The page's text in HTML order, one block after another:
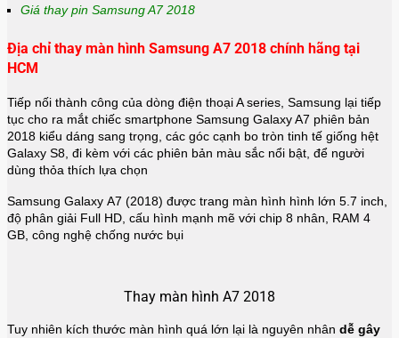
Giá thay pin Samsung A7 2018
Địa chỉ thay màn hình Samsung A7 2018 chính hãng tại
HCM
Tiếp nối thành công của dòng điện thoại A series, Samsung lại tiếp
tục cho ra mắt chiếc smartphone Samsung Galaxy A7 phiên bản
2018 kiểu dáng sang trọng, các góc cạnh bo tròn tinh tế giống hệt
Galaxy S8, đi kèm với các phiên bản màu sắc nổi bật, để người
dùng thỏa thích lựa chọn
Samsung Galaxy A7 (2018) được trang màn hình hình lớn 5.7 inch,
độ phân giải Full HD, cấu hình mạnh mẽ với chip 8 nhân, RAM 4
GB, công nghệ chống nước bụi
Thay màn hình A7 2018
Tuy nhiên kích thước màn hình quá lớn lại là nguyên nhân dễ gây